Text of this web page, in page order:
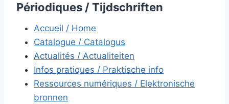
Périodiques / Tijdschriften
Accueil / Home
Catalogue / Catalogus
Actualités / Actualiteiten
Infos pratiques / Praktische info
Ressources numériques / Elektronische
bronnen